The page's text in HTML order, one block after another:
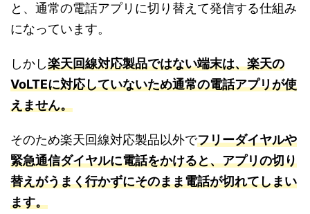
と、通常の電話アプリに切り替えて発信する仕組み
になっています。
しかし楽天回線対応製品ではない端末は、楽天の
VoLTEに対応していないため通常の電話アプリが使
えません。
そのため楽天回線対応製品以外でフリーダイヤルや
緊急通信ダイヤルに電話をかけると、アプリの切り
替えがうまく行かずにそのまま電話が切れてしまい
ます。